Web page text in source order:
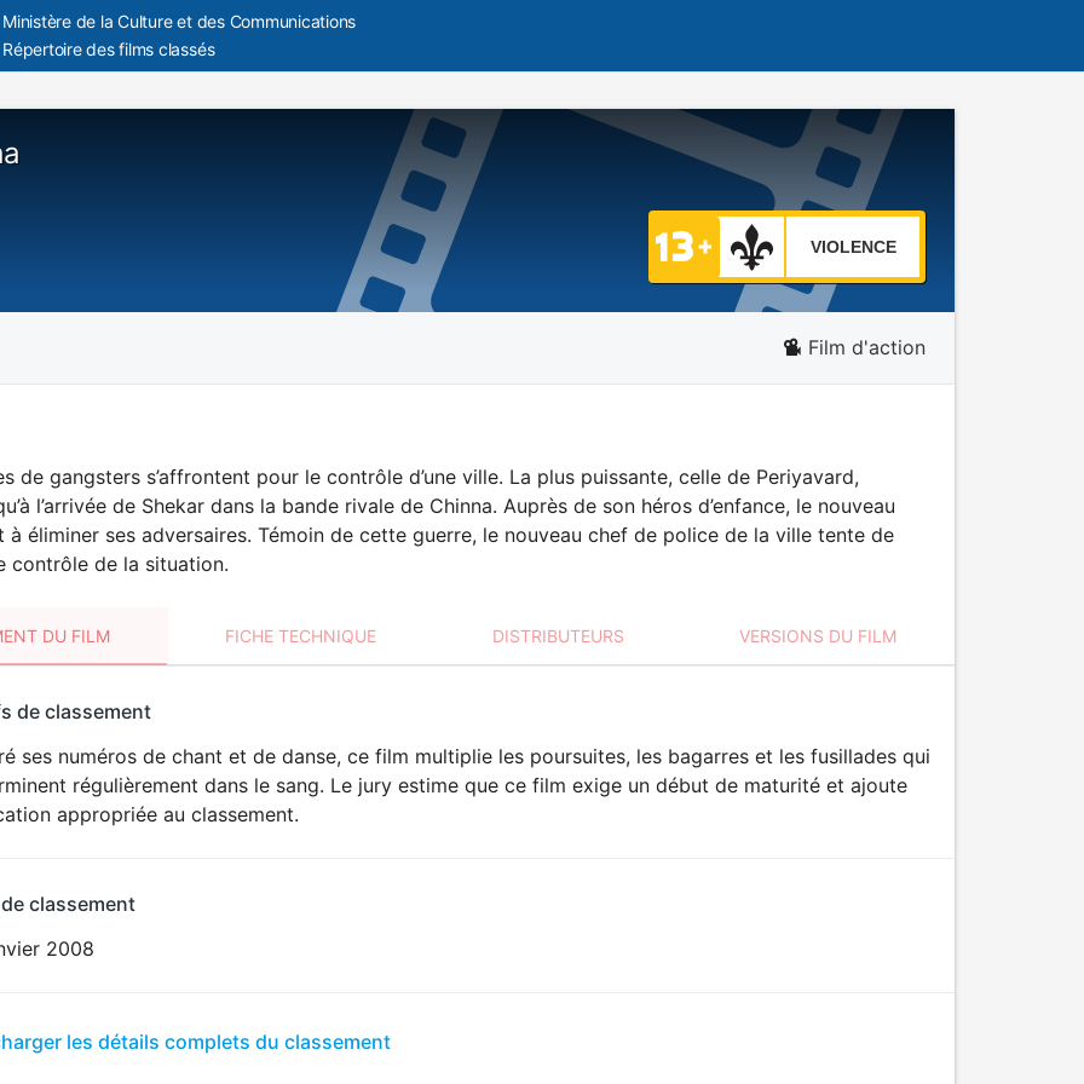
Ministère de la Culture et des Communications
Répertoire des films classés
VIOLENCE
Film d'action
de gangsters s’affrontent pour le contrôle d’une ville. La plus puissante, celle de Periyavard,
l’arrivée de Shekar dans la bande rivale de Chinna. Auprès de son héros d’enfance, le nouveau
à éliminer ses adversaires. Témoin de cette guerre, le nouveau chef de police de la ville tente de
contrôle de la situation.
DU FILM FICHE TECHNIQUE DISTRIBUTEURS VERSIONS DU FILM
VIOLENCE
de classement
ses numéros de chant et de danse, ce film multiplie les poursuites, les bagarres et les fusillades qui
régulièrement dans le sang. Le jury estime que ce film exige un début de maturité et ajoute
appropriée au classement.
classement
2008
les détails complets du classement